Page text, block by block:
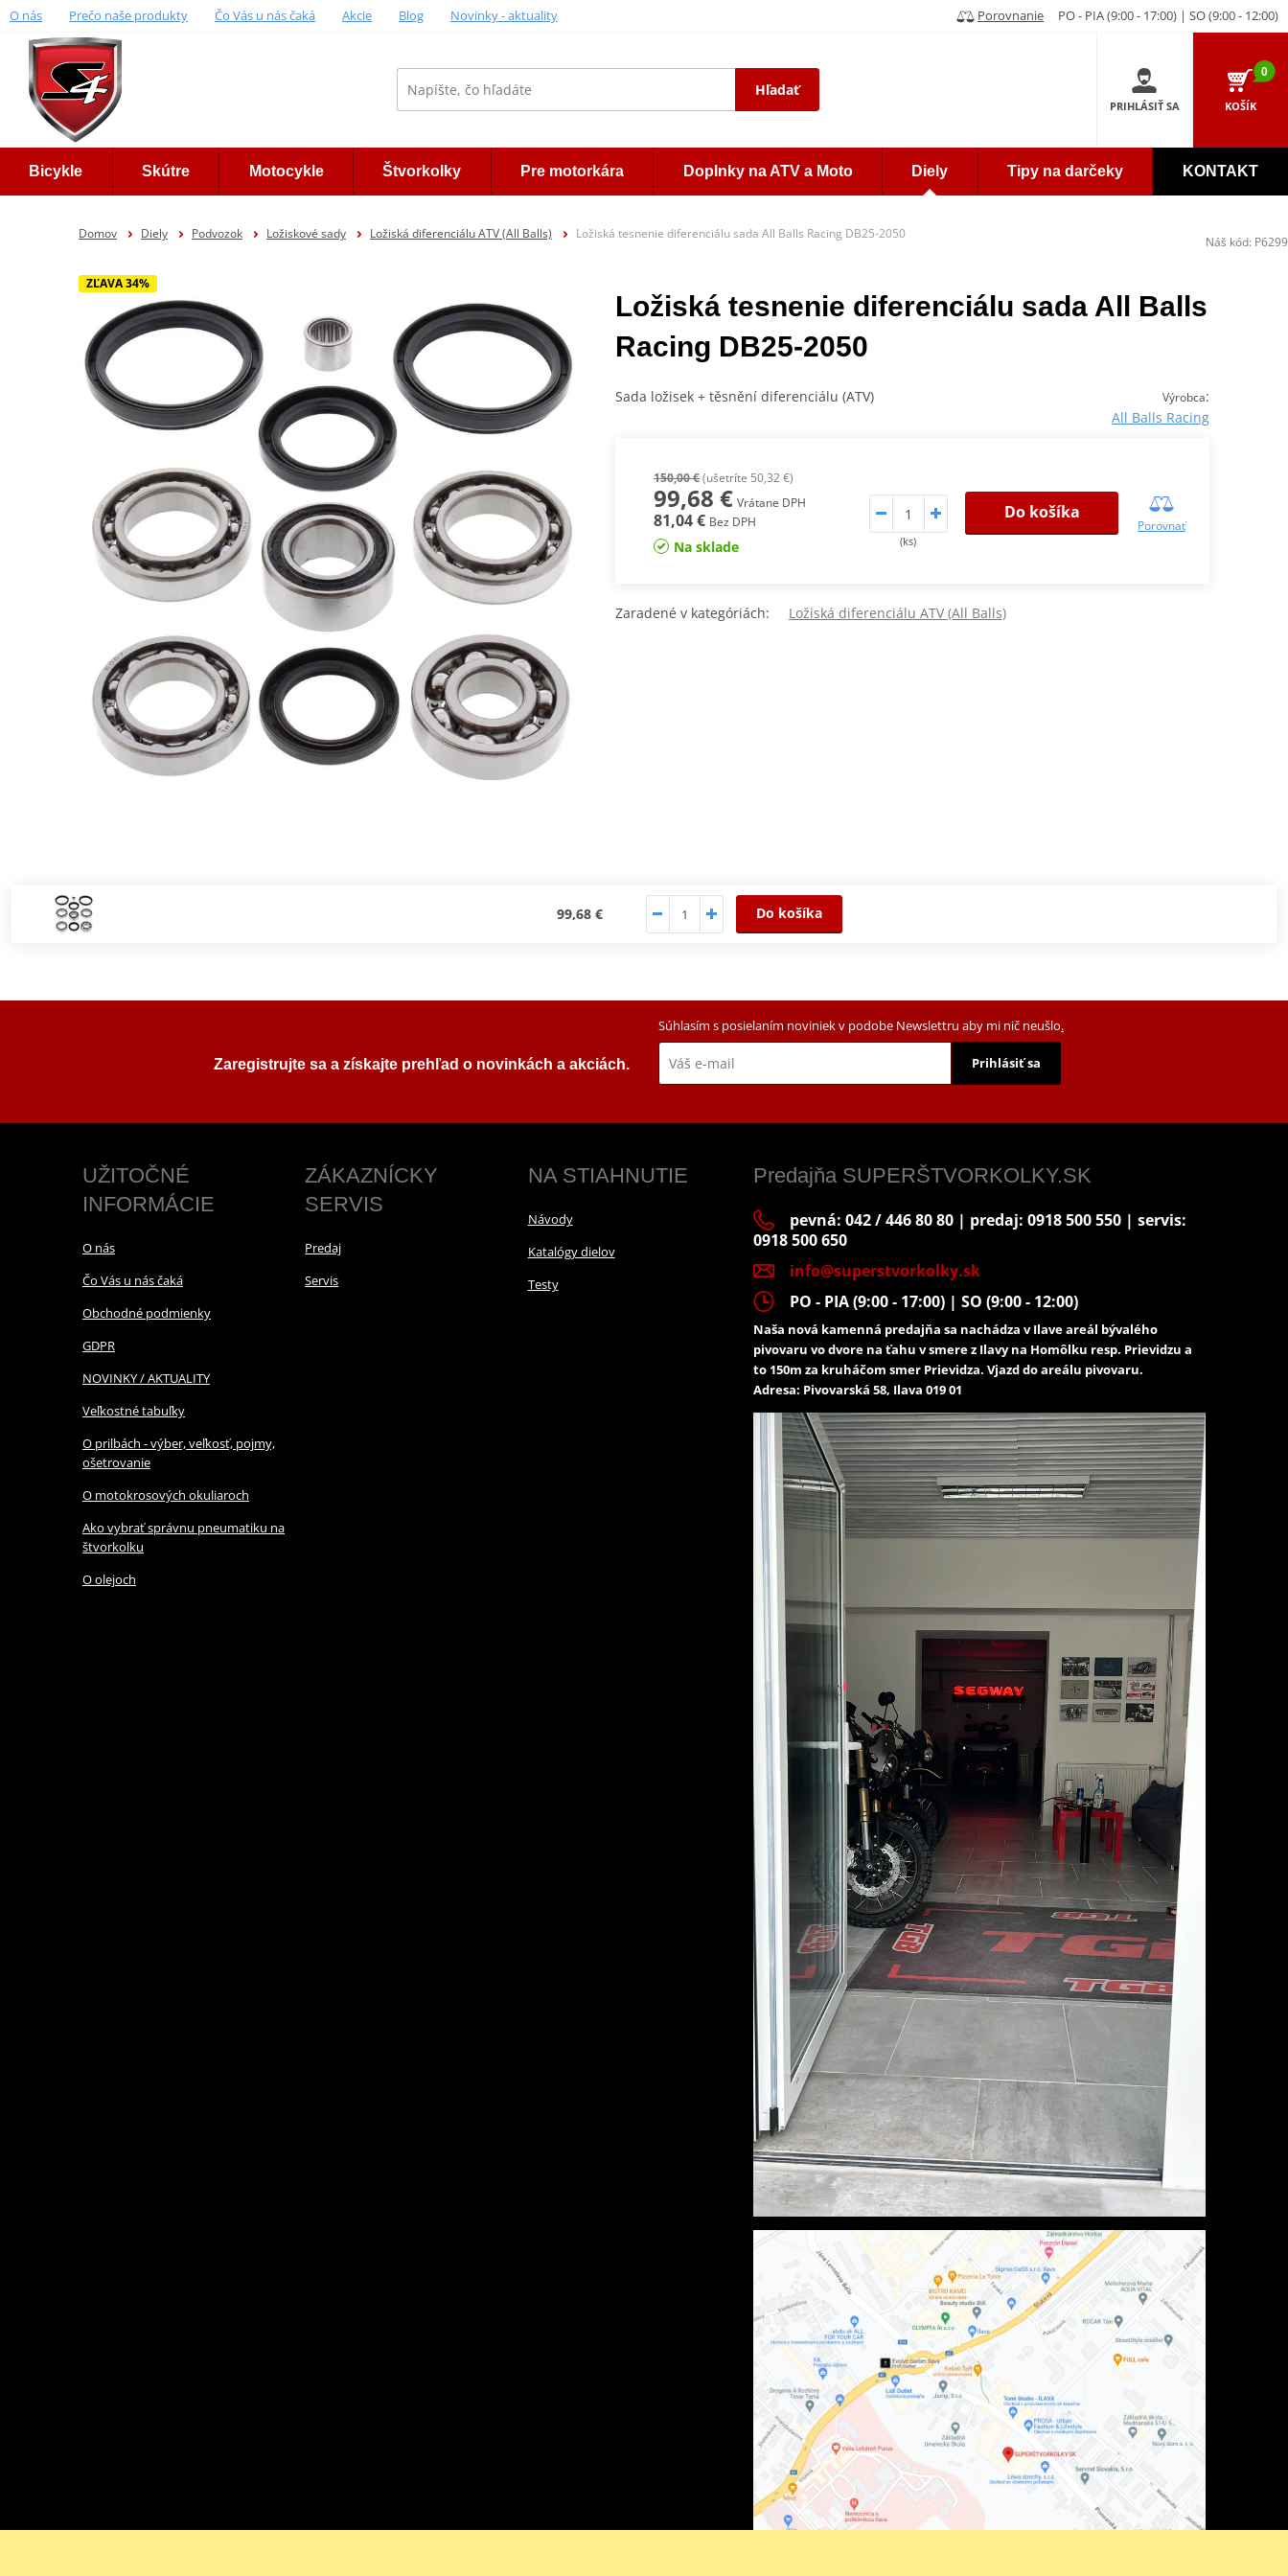
O nás Prečo naše produkty Čo Vás u nás čaká Akcie Blog Novinky - aktuality Porovnanie PO - PIA (9:00 - 17:00) | SO (9:00 - 12:00)
Hľadať
PRIHLÁSIŤ SA
0
KOŠÍK
Bicykle Skútre Motocykle Štvorkolky Pre motorkára Doplnky na ATV a Moto Diely Tipy na darčeky KONTAKT
Domov Diely Podvozok Ložiskové sady Ložiská diferenciálu ATV (All Balls) Ložiská tesnenie diferenciálu sada All Balls Racing DB25-2050
ZĽAVA 34%
Ložiská tesnenie diferenciálu sada All Balls
Racing DB25-2050
Výrobca:
All Balls Racing
Sada ložisek + těsnění diferenciálu (ATV)
150,00 €(ušetríte 50,32 €)
99,68 € Vrátane DPH
81,04 € Bez DPH
Na sklade (ks)
Do košíka
Porovnať
Zaradené v kategóriách: Ložiská diferenciálu ATV (All Balls)
99,68 € Do košíka
Náš kód: P6299
Zaregistrujte sa a získajte prehľad o novinkách a akciách.
Súhlasím s posielaním noviniek v podobe Newslettru aby mi nič neušlo.
Prihlásiť sa
UŽITOČNÉ
INFORMÁCIE
O nás
Čo Vás u nás čaká
Obchodné podmienky
GDPR
NOVINKY / AKTUALITY
Veľkostné tabuľky
O prilbách - výber, veľkosť, pojmy,
ošetrovanie
O motokrosových okuliaroch
Ako vybrať správnu pneumatiku na
štvorkolku
O olejoch
ZÁKAZNÍCKY
SERVIS
Predaj
Servis
NA STIAHNUTIE
Návody
Katalógy dielov
Testy
Predajňa SUPERŠTVORKOLKY.SK
pevná: 042 / 446 80 80 | predaj: 0918 500 550 | servis:
0918 500 650
info@superstvorkolky.sk
PO - PIA (9:00 - 17:00) | SO (9:00 - 12:00)
Naša nová kamenná predajňa sa nachádza v Ilave areál bývalého
pivovaru vo dvore na ťahu v smere z Ilavy na Homôlku resp. Prievidzu a
to 150m za kruháčom smer Prievidza. Vjazd do areálu pivovaru.
Adresa: Pivovarská 58, Ilava 019 01